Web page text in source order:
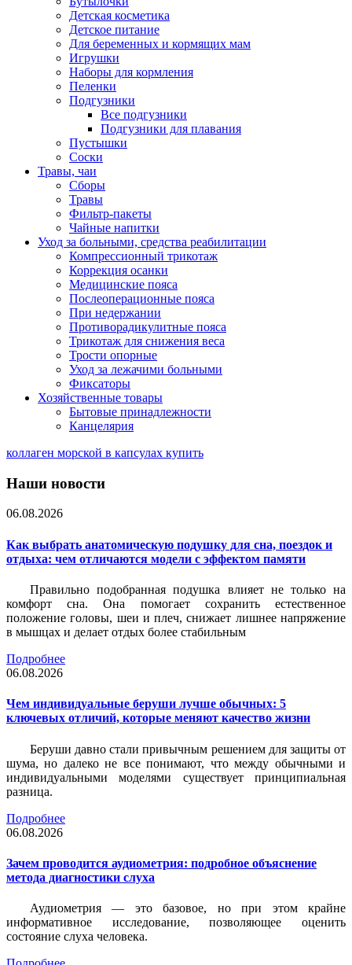
Детская косметика
Детское питание
Для беременных и кормящих мам
Игрушки
Наборы для кормления
Пеленки
Подгузники
Все подгузники
Подгузники для плавания
Пустышки
Соски
Травы, чаи
Сборы
Травы
Фильтр-пакеты
Чайные напитки
Уход за больными, средства реабилитации
Компрессионный трикотаж
Коррекция осанки
Медицинские пояса
Послеоперационные пояса
При недержании
Противорадикулитные пояса
Трикотаж для снижения веса
Трости опорные
Уход за лежачими больными
Фиксаторы
Хозяйственные товары
Бытовые принадлежности
Канцелярия
коллаген морской в капсулах купить
Наши новости
06.08.2026
Как выбрать анатомическую подушку для сна, поездок и
отдыха: чем отличаются модели с эффектом памяти
Правильно подобранная подушка влияет не только на
комфорт сна. Она помогает сохранить естественное
положение головы, шеи и плеч, снижает лишнее напряжение
в мышцах и делает отдых более стабильным
Подробнее
06.08.2026
Чем индивидуальные беруши лучше обычных: 5
ключевых отличий, которые меняют качество жизни
Беруши давно стали привычным решением для защиты от
шума, но далеко не все понимают, что между обычными и
индивидуальными моделями существует принципиальная
разница.
Подробнее
06.08.2026
Зачем проводится аудиометрия: подробное объяснение
метода диагностики слуха
Аудиометрия — это базовое, но при этом крайне
информативное исследование, позволяющее оценить
состояние слуха человека.